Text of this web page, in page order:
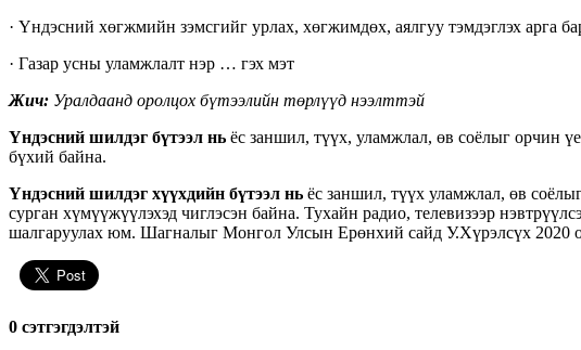
· Үндэсний хөгжмийн зэмсгийг урлах, хөгжимдөх, аялгуу тэмдэглэх арга
· Газар усны уламжлалт нэр … гэх мэт
Жич: Уралдаанд оролцох бүтээлийн төрлүүд нээлттэй
Үндэсний шилдэг бүтээл нь ёс заншил, түүх, уламжлал, өв соёлыг орчин
бүхий байна.
Үндэсний шилдэг хүүхдийн бүтээл нь ёс заншил, түүх уламжлал, өв
сурган хүмүүжүүлэхэд чиглэсэн байна. Тухайн радио, телевизээр
шалгаруулах юм. Шагналыг Монгол Улсын Ерөнхий сайд У.Хүрэлсүх 2020
0 cэтгэгдэлтэй